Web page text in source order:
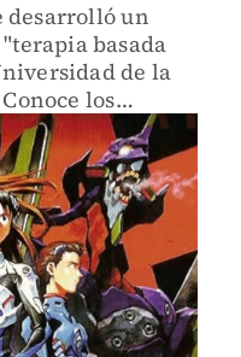
desarrolló un
basada
de la
los